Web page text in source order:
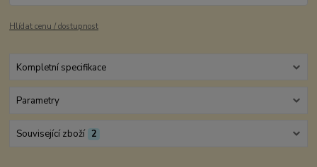
Hlídat cenu / dostupnost
Kompletní specifikace
Parametry
Související zboží 2